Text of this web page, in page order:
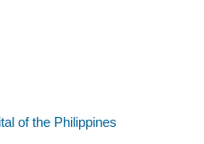
of the Philippines